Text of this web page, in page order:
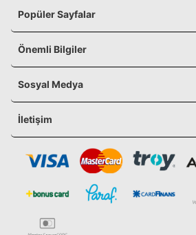
Popüler Sayfalar
Önemli Bilgiler
Sosyal Medya
İletişim